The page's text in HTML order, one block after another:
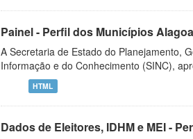
Painel - Perfil dos Municípios
A Secretaria de Estado do Planejamento,
Informação e do Conhecimento (SINC),
HTML
Dados de Eleitores, IDHM e MEI -